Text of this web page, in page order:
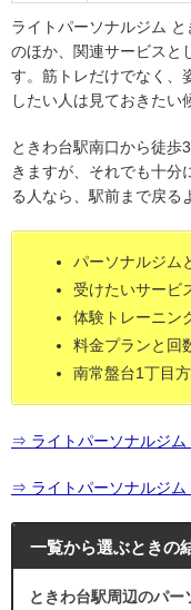
ライトパーソナルジム
のほか、関連サービスと
す。筋トレだけでなく、
したい人は見ておきたい
ときわ台駅南口から徒歩
きますが、それでも十分
る人なら、駅前まで戻る
パーソナルジム
受けたいサービ
体験トレーニン
料金プランと回
南常盤台1丁目
⇒ ライトパーソナルジム
⇒ ライトパーソナルジム
一覧から選ぶときの
ときわ台駅周辺のパ